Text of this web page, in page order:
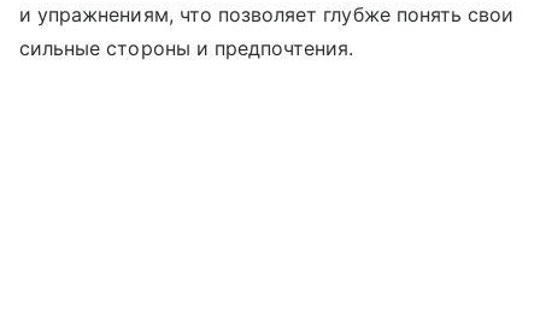
и упражнениям, что позволяет глубже понять свои
сильные стороны и предпочтения.